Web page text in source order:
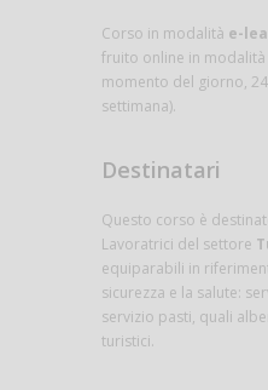
Corso in modalità e-
fruito online in
momento del giorno,
settimana).
Destinatari
Questo corso è
Lavoratrici del settore
equiparabili in
sicurezza e la salute:
servizio pasti, quali
turistici.